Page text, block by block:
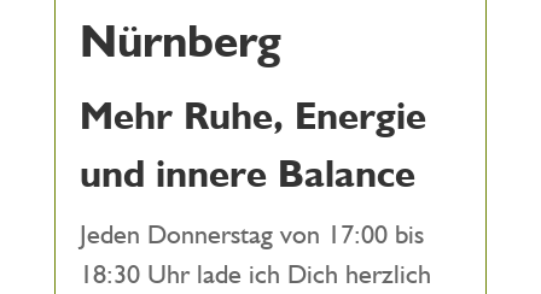
Nürnberg
Mehr Ruhe, Energie
und innere Balance
Jeden Donnerstag von 17:00 bis
18:30 Uhr lade ich Dich herzlich